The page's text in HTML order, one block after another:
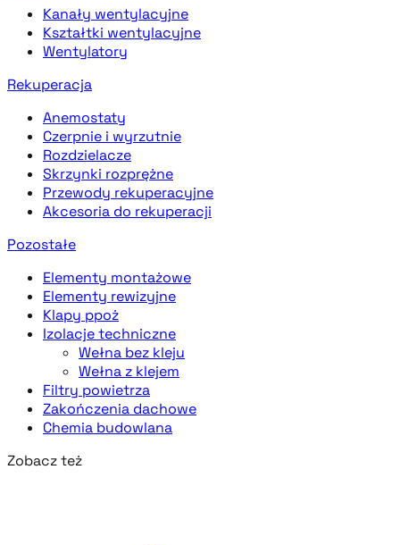
Kanały wentylacyjne
Kształtki wentylacyjne
Wentylatory
Rekuperacja
Anemostaty
Czerpnie i wyrzutnie
Rozdzielacze
Skrzynki rozprężne
Przewody rekuperacyjne
Akcesoria do rekuperacji
Pozostałe
Elementy montażowe
Elementy rewizyjne
Klapy ppoż
Izolacje techniczne
Wełna bez kleju
Wełna z klejem
Filtry powietrza
Zakończenia dachowe
Chemia budowlana
Zobacz też